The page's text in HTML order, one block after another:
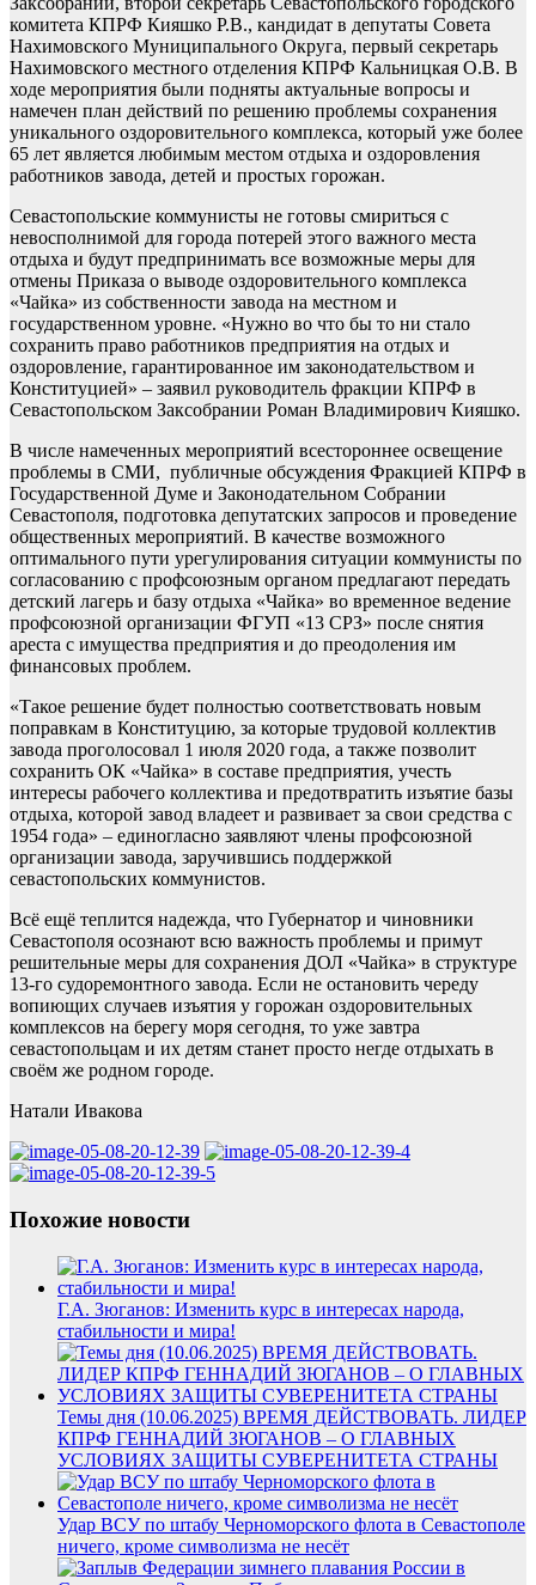
комитета КПРФ Кияшко Р.В., кандидат в депутаты Совета
Нахимовского Муниципального Округа, первый секретарь
Нахимовского местного отделения КПРФ Кальницкая О.В. В
ходе мероприятия были подняты актуальные вопросы и
намечен план действий по решению проблемы сохранения
уникального оздоровительного комплекса, который уже более
65 лет является любимым местом отдыха и оздоровления
работников завода, детей и простых горожан.
Севастопольские коммунисты не готовы смириться с
невосполнимой для города потерей этого важного места
отдыха и будут предпринимать все возможные меры для
отмены Приказа о выводе оздоровительного комплекса
«Чайка» из собственности завода на местном и
государственном уровне. «Нужно во что бы то ни стало
сохранить право работников предприятия на отдых и
оздоровление, гарантированное им законодательством и
Конституцией» – заявил руководитель фракции КПРФ в
Севастопольском Заксобрании Роман Владимирович Кияшко.
В числе намеченных мероприятий всестороннее освещение
проблемы в СМИ, публичные обсуждения Фракцией КПРФ в
Государственной Думе и Законодательном Собрании
Севастополя, подготовка депутатских запросов и проведение
общественных мероприятий. В качестве возможного
оптимального пути урегулирования ситуации коммунисты по
согласованию с профсоюзным органом предлагают передать
детский лагерь и базу отдыха «Чайка» во временное ведение
профсоюзной организации ФГУП «13 СРЗ» после снятия
ареста с имущества предприятия и до преодоления им
финансовых проблем.
«Такое решение будет полностью соответствовать новым
поправкам в Конституцию, за которые трудовой коллектив
завода проголосовал 1 июля 2020 года, а также позволит
сохранить ОК «Чайка» в составе предприятия, учесть
интересы рабочего коллектива и предотвратить изъятие базы
отдыха, которой завод владеет и развивает за свои средства с
1954 года» – единогласно заявляют члены профсоюзной
организации завода, заручившись поддержкой
севастопольских коммунистов.
Всё ещё теплится надежда, что Губернатор и чиновники
Севастополя осознают всю важность проблемы и примут
решительные меры для сохранения ДОЛ «Чайка» в структуре
13-го судоремонтного завода. Если не остановить череду
вопиющих случаев изъятия у горожан оздоровительных
комплексов на берегу моря сегодня, то уже завтра
севастопольцам и их детям станет просто негде отдыхать в
своём же родном городе.
Натали Ивакова
Похожие новости
Г.А. Зюганов: Изменить курс в интересах народа,
стабильности и мира!
Темы дня (10.06.2025) ВРЕМЯ ДЕЙСТВОВАТЬ. ЛИДЕР
КПРФ ГЕННАДИЙ ЗЮГАНОВ – О ГЛАВНЫХ
УСЛОВИЯХ ЗАЩИТЫ СУВЕРЕНИТЕТА СТРАНЫ
Удар ВСУ по штабу Черноморского флота в Севастополе
ничего, кроме символизма не несёт